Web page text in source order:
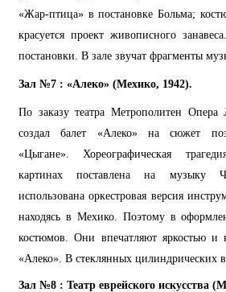
«Жар-птица» в постановке Больма;
красуется проект живописного
постановки. В зале звучат фрагменты
Зал №7 : «Алеко» (Мехико, 1942).
По заказу театра Метрополитен
создал балет «Алеко» на сюжет
«Цыгане». Хореографическая
картинах поставлена на музыку
использована оркестровая версия
находясь в Мехико. Поэтому в
костюмов. Они впечатляют яркостью и
«Алеко». В стеклянных цилиндрических
Зал №8 : Театр еврейского искусства